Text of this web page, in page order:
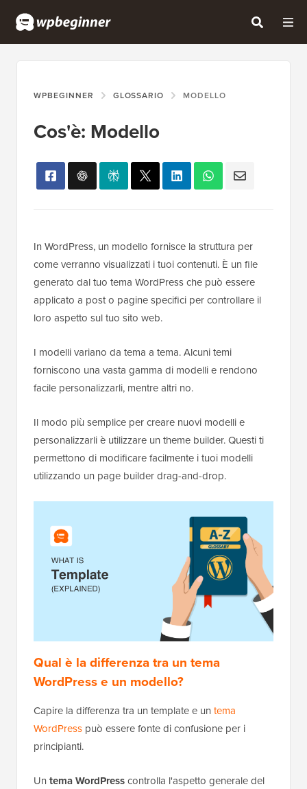
WPBEGINNER GLOSSARIO MODELLO
Cos'è: Modello
In WordPress, un modello fornisce la struttura per
come verranno visualizzati i tuoi contenuti. È un file
generato dal tuo tema WordPress che può essere
applicato a post o pagine specifici per controllare il
loro aspetto sul tuo sito web.
I modelli variano da tema a tema. Alcuni temi
forniscono una vasta gamma di modelli e rendono
facile personalizzarli, mentre altri no.
Il modo più semplice per creare nuovi modelli e
personalizzarli è utilizzare un theme builder. Questi ti
permettono di modificare facilmente i tuoi modelli
utilizzando un page builder drag-and-drop.
Qual è la differenza tra un tema
WordPress e un modello?
Capire la differenza tra un template e un tema
WordPress può essere fonte di confusione per i
principianti.
Un tema WordPresscontrolla l'aspetto generale del